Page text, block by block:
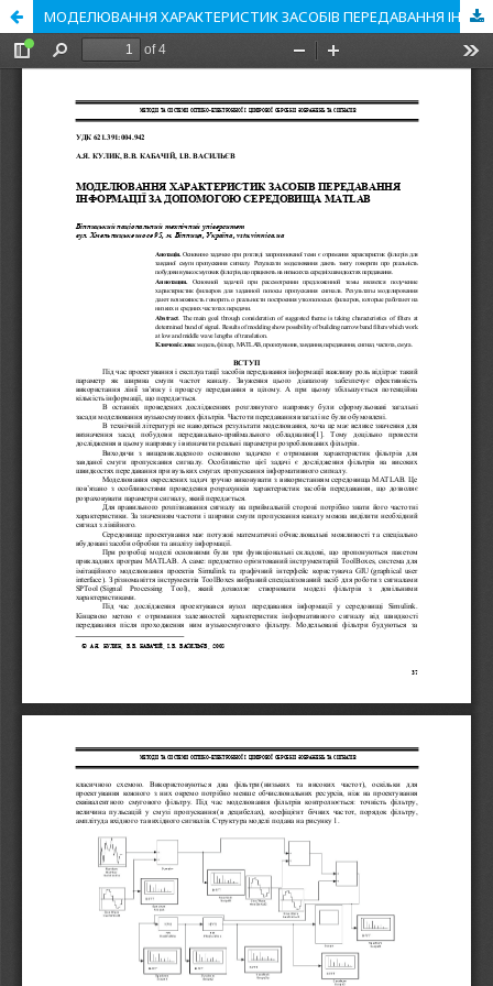
МОДЕЛЮВАННЯ ХАРАКТЕРИСТИК ЗАСОБІВ ПЕРЕДАВАННЯ ІНФОРМАЦІЇ ЗА ДОПОМОГОЮ СЕРЕДОВИЩА MATLAB